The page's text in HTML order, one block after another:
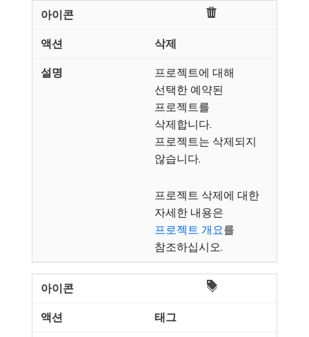
삭제
프로젝트에 대해
선택한 예약된
프로젝트를
삭제합니다.
프로젝트는 삭제되지
않습니다.
프로젝트 삭제에 대한
자세한 내용은
프로젝트 개요를
참조하십시오.
태그